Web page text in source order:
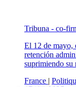
Tribuna - co-
El 12 de mayo,
retención
suprimiendo su
France |